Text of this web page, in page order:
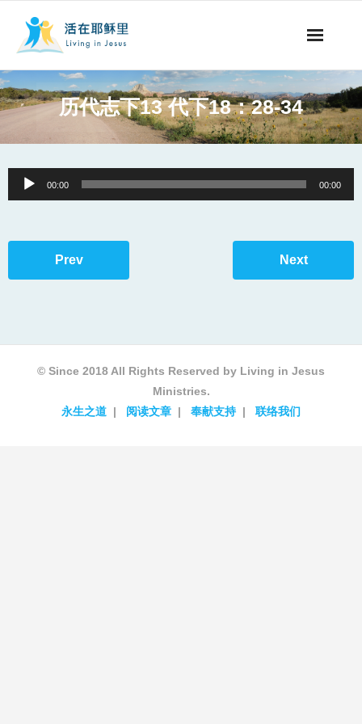
事工概要
阅读文章
历代志下13 代下18：28-34
Audio
Player
00:00 00:00
Prev Next
© Since 2018 All Rights Reserved by Living in Jesus
Ministries.
永生之道
阅读文章 奉献支持 联络我们